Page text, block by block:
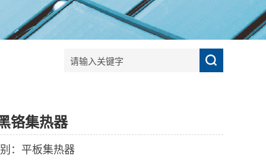
铬集热器
：平板集热器